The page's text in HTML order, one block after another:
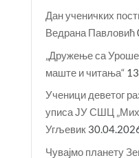
Дан ученичких
Ведрана Павловић
„Дружење са
маште и читања“
Ученици деветог
уписа ЈУ СШЦ
Угљевик
Чувајмо планету